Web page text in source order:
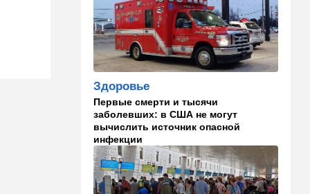
12:30 В мире
Российский след? В
Германии предотвратили
покушение на
производителя дронов для
Украины
11:45 Израиль
Террорист "Нухбы",
участвовавший в резне 7
октября, работал в Газе
водителем грузовика
гумпомощи
Здоровье
Первые смерти и тысячи
заболевших: в США не могут
вычислить источник опасной
инфекции